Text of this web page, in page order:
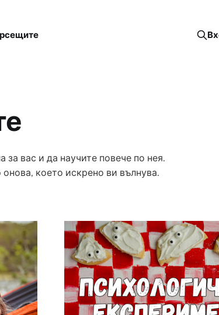
вас и да научите повече по нея.
което искрено ви вълнува.